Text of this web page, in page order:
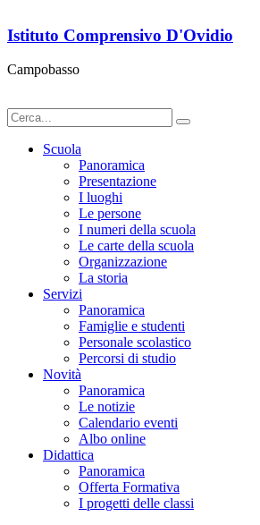
Istituto Comprensivo D'Ovidio
Campobasso
Scuola
Panoramica
Presentazione
I luoghi
Le persone
I numeri della scuola
Le carte della scuola
Organizzazione
La storia
Servizi
Panoramica
Famiglie e studenti
Personale scolastico
Percorsi di studio
Novità
Panoramica
Le notizie
Calendario eventi
Albo online
Didattica
Panoramica
Offerta Formativa
I progetti delle classi